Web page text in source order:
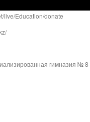
live/Education/donate
гимназия №